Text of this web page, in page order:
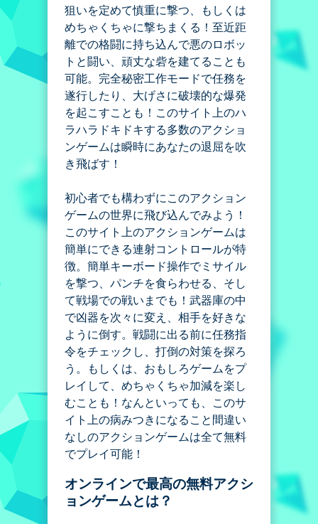
狙いを定めて慎重に撃つ、もしくは
めちゃくちゃに撃ちまくる！至近距
離での格闘に持ち込んで悪のロボッ
トと闘い、頑丈な砦を建てることも
可能。完全秘密工作モードで任務を
遂行したり、大げさに破壊的な爆発
を起こすことも！このサイト上のハ
ラハラドキドキする多数のアクショ
ンゲームは瞬時にあなたの退屈を吹
き飛ばす！
初心者でも構わずにこのアクション
ゲームの世界に飛び込んでみよう！
このサイト上のアクションゲームは
簡単にできる連射コントロールが特
徴。簡単キーボード操作でミサイル
を撃つ、パンチを食らわせる、そし
て戦場での戦いまでも！武器庫の中
で凶器を次々に変え、相手を好きな
ように倒す。戦闘に出る前に任務指
令をチェックし、打倒の対策を探ろ
う。もしくは、おもしろゲームをプ
レイして、めちゃくちゃ加減を楽し
むことも！なんといっても、このサ
イト上の病みつきになること間違い
なしのアクションゲームは全て無料
でプレイ可能！
オンラインで最高の無料アクシ
ョンゲームとは？